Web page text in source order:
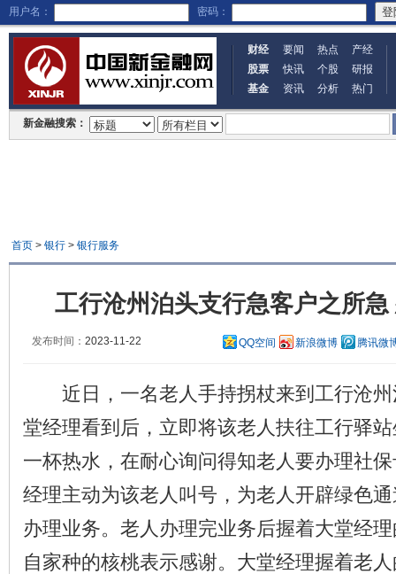
用户名： 密码：
财经 要闻 热点
产经
股票
快讯 个股
研报
基金
资讯 分析 热门
新金融搜索：
首页> 银行> 银行服务
工行沧州泊头支行急客户之所
发布时间： 2023-11-22 QQ空间 新浪微博 腾讯微
近日，一名老人手持拐杖来到工行沧州
堂经理看到后，立即将该老人扶往工行驿
一杯热水，在耐心询问得知老人要办理社
经理主动为该老人叫号，为老人开辟绿色
办理业务。老人办理完业务后握着大堂经
自家种的核桃表示感谢。大堂经理握着老